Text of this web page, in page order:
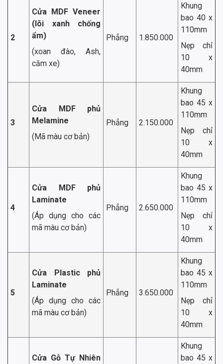
2
Cửa MDF Veneer
(lõi xanh chống
ẩm)
(xoan đào, Ash,
căm xe)
Phẳng 1.850.000
Khung
bao 40 x
110mm
Nẹp chỉ
10 x
40mm
3
Cửa MDF phủ
Melamine
(Mã màu cơ bản)
Phẳng 2.150.000
Khung
bao 45 x
110mm
Nẹp chỉ
10 x
40mm
4
Cửa MDF phủ
Laminate
(Áp dụng cho các
mã màu cơ bản)
Phẳng 2.650.000
Khung
bao 45 x
110mm
Nẹp chỉ
10 x
40mm
5
Cửa Plastic phủ
Laminate
(Áp dụng cho các
mã màu cơ bản)
Phẳng 3.650.000
Khung
bao 45 x
110mm
Nẹp chỉ
10 x
40mm
Cửa Gỗ Tự Nhiên
Khung
bao 45 x